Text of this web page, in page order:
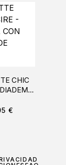
CHIC
€